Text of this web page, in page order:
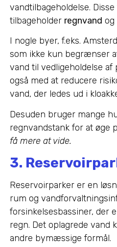
vandtilbageholdelse.
tilbageholder regnvand og
I nogle byer, f.eks.
som ikke kun begrænser
vand til vedligeholdelse
også med at reducere
vand, der ledes ud i
Desuden bruger mange
regnvandstank for at øge
få mere at vide.
3.
Reservoirparker er en
rum og
forsinkelsesbassiner, der
regn. Det oplagrede vand
andre bymæssige formål.